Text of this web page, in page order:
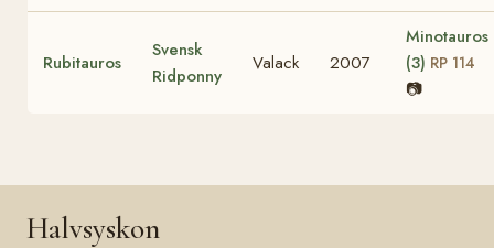
Rubitauros
Svensk
Ridponny
Valack 2007
Minotauros
(3) RP 114
📷
Halvsyskon